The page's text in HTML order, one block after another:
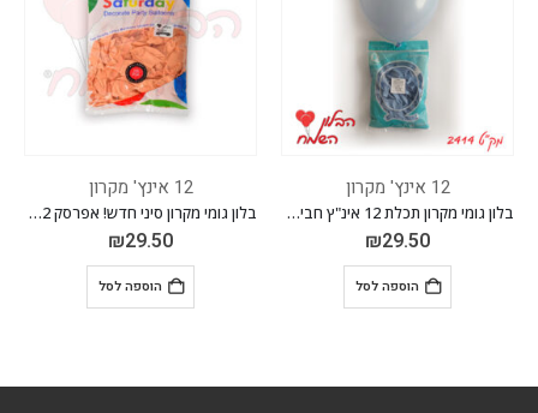
12 אינץ' מקרון
29.50
הוספה לסל
12 אינץ' מקרון
29.50
הוספה לסל